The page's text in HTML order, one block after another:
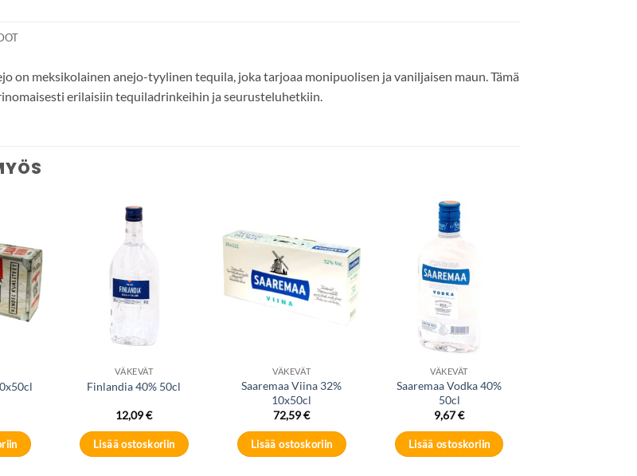
on meksikolainen anejo-tyylinen tequila, joka tarjoaa monipuolisen ja vaniljaisen maun. Tämä
erilaisiin tequiladrinkeihin ja seurusteluhetkiin.
Add to
wishlist
VÄKEVÄT
Finlandia 40% 50cl
12,09€
Lisää ostoskoriin
Add to
wishlist
VÄKEVÄT
Saaremaa Viina 32%
10x50cl
72,59€
Lisää ostoskoriin
VÄKEVÄT
Saaremaa Vodka 40%
50cl
9,67€
Lisää ostoskoriin